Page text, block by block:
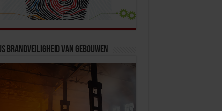
Brandveiligheid van Gebouwen